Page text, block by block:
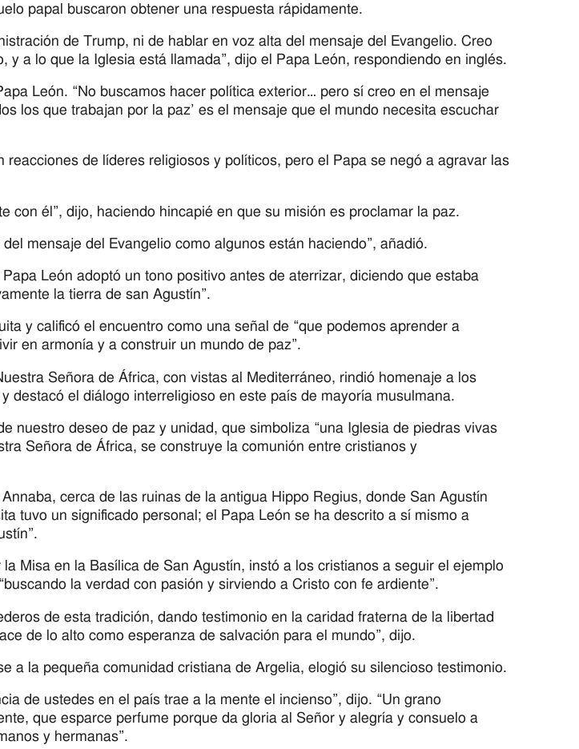
papal buscaron obtener una respuesta rápidamente.
de Trump, ni de hablar en voz alta del mensaje del Evangelio. Creo
y a lo que la Iglesia está llamada”, dijo el Papa León, respondiendo en inglés.
León. “No buscamos hacer política exterior… pero sí creo en el mensaje
los que trabajan por la paz’ es el mensaje que el mundo necesita escuchar
reacciones de líderes religiosos y políticos, pero el Papa se negó a agravar las
con él”, dijo, haciendo hincapié en que su misión es proclamar la paz.
mensaje del Evangelio como algunos están haciendo”, añadió.
León adoptó un tono positivo antes de aterrizar, diciendo que estaba
la tierra de san Agustín”.
y calificó el encuentro como una señal de “que podemos aprender a
en armonía y a construir un mundo de paz”.
Señora de África, con vistas al Mediterráneo, rindió homenaje a los
destacó el diálogo interreligioso en este país de mayoría musulmana.
nuestro deseo de paz y unidad, que simboliza “una Iglesia de piedras vivas
Señora de África, se construye la comunión entre cristianos y
cerca de las ruinas de la antigua Hippo Regius, donde San Agustín
tuvo un significado personal; el Papa León se ha descrito a sí mismo a
la Misa en la Basílica de San Agustín, instó a los cristianos a seguir el ejemplo
la verdad con pasión y sirviendo a Cristo con fe ardiente”.
de esta tradición, dando testimonio en la caridad fraterna de la libertad
de lo alto como esperanza de salvación para el mundo”, dijo.
a la pequeña comunidad cristiana de Argelia, elogió su silencioso testimonio.
de ustedes en el país trae a la mente el incienso”, dijo. “Un grano
que esparce perfume porque da gloria al Señor y alegría y consuelo a
y hermanas”.